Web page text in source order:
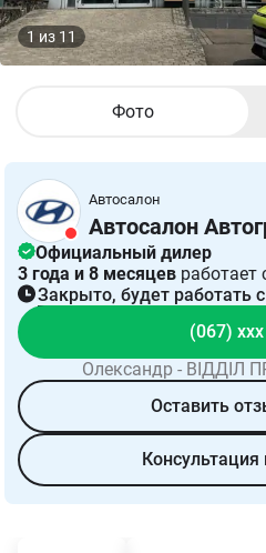
1 из 11
Фото
Автосалон
Автосалон
Официальный дилер
3 года и 8 месяцев работает
Закрыто, будет работать
(067) ххх
Олександр - ВІДДІЛ
Оставить
Консультация